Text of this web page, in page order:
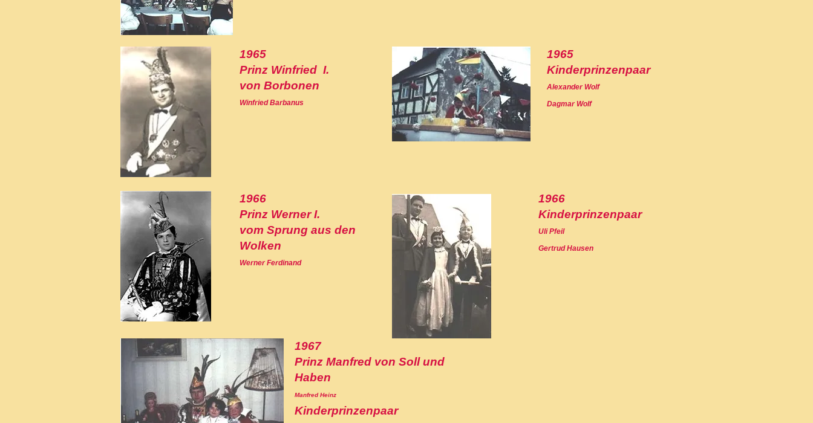
1965
Prinz Winfried I.
von Borbonen
Winfried Barbanus
1965
Kinderprinzenpaar
Alexander Wolf
Dagmar Wolf
1966
Prinz Werner I.
vom Sprung aus den
Wolken
Werner Ferdinand
1966
Kinderprinzenpaar
Uli Pfeil
Gertrud Hausen
1967
Prinz Manfred von Soll und
Haben
Manfred Heinz
Kinderprinzenpaar